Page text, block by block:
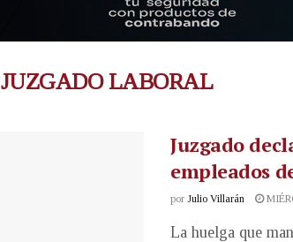
JUZGADO LABORAL
Juzgado
empleados
por Julio Villarán
La huelga que